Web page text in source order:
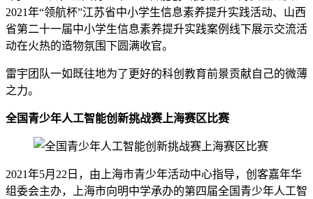
2021年“领航杯”江苏省中小学生信息素养提升实践活动、山西
省第二十一届中小学生信息素养提升实践案例线下展示交流活
动在火热的造物氛围下圆满收官。
雷宇团队一如既往地为了更好的科创教育前景贡献自己的微薄
之力。
全国青少年人工智能创新挑战赛上海赛区比赛
2021年5月22日，由上海市青少年活动中心指导，创客嘉年华
组委会主办，上海市向明中学承办的第四届全国青少年人工智